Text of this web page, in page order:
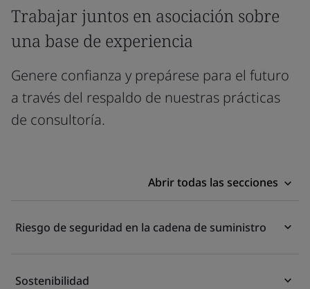
Trabajar juntos en asociación sobre
una base de experiencia
Genere confianza y prepárese para el futuro
a través del respaldo de nuestras prácticas
de consultoría.
Abrir todas las secciones
Riesgo de seguridad en la cadena de suministro
Sostenibilidad